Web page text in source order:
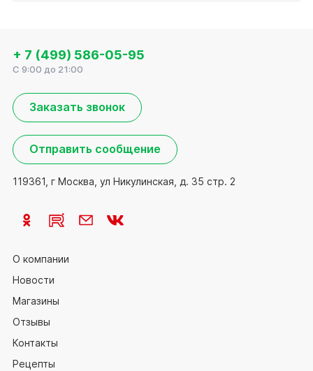
О компании
Новости
Магазины
Отзывы
Контакты
Рецепты
+ 7 (499) 586-05-95
C 9:00 до 21:00
Заказать звонок
Отправить сообщение
119361, г Москва, ул Никулинская, д. 35 стр. 2